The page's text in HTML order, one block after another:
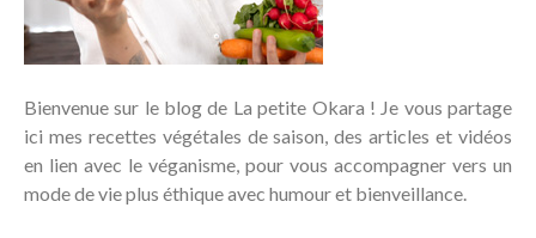
Bienvenue sur le blog de La petite Okara ! Je vous partage
ici mes recettes végétales de saison, des articles et vidéos
en lien avec le véganisme, pour vous accompagner vers un
mode de vie plus éthique avec humour et bienveillance.